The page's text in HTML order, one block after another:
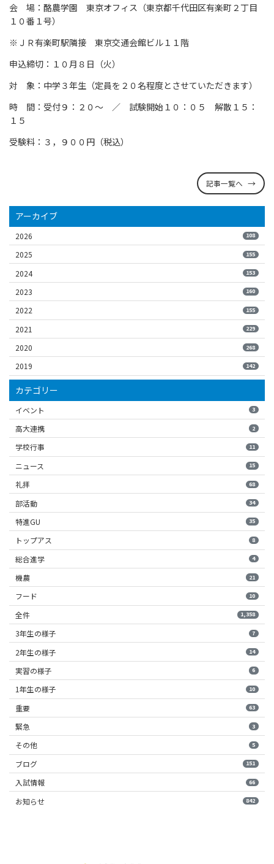
会 場：酪農学園 東京オフィス（東京都千代田区有楽町２丁目
１０番１号）
※ＪＲ有楽町駅隣接 東京交通会館ビル１１階
申込締切：１０月８日（火）
対 象：中学３年生（定員を２０名程度とさせていただきます）
時 間：受付９：２０～ ／ 試験開始１０：０５ 解散１５：
１５
受験料：３，９００円（税込）
記事一覧へ
アーカイブ
2026 108
2025 155
2024 153
2023 160
2022 155
2021 229
2020 268
2019 142
カテゴリー
イベント 3
高大連携 2
学校行事 11
ニュース 15
礼拝 68
部活動 34
特進GU 35
トップアス 8
総合進学 4
機農 21
フード 10
全件 1,358
3年生の様子 7
2年生の様子 14
実習の様子 6
1年生の様子 10
重要 63
緊急 3
その他 5
ブログ 151
入試情報 66
お知らせ 842